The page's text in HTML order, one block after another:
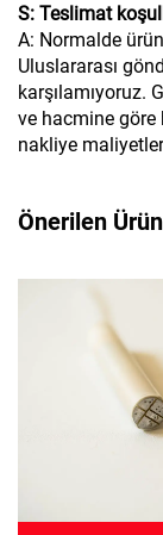
S: Teslimat
A: Normalde
Uluslararası
karşılamıyoruz.
ve hacmine göre
nakliye
Önerilen